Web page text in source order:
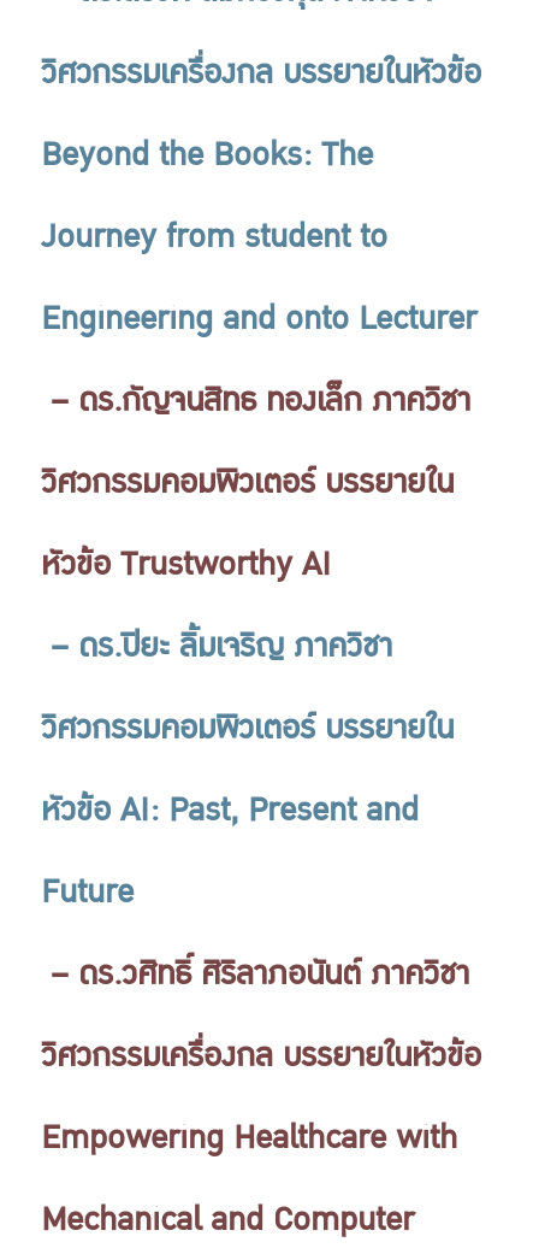
วิศวกรรมเครื่องกล บรรยายในหัวข้อ
Beyond the Books: The
Journey from student to
Engineering and onto Lecturer
– ดร.กัญจนสิทธ ทองเล็ก ภาควิชา
วิศวกรรมคอมพิวเตอร์ บรรยายใน
หัวข้อ Trustworthy AI
– ดร.ปิยะ ลิ้มเจริญ ภาควิชา
วิศวกรรมคอมพิวเตอร์ บรรยายใน
หัวข้อ AI: Past, Present and
Future
– ดร.วศิทธิ์ ศิริลาภอนันต์ ภาควิชา
วิศวกรรมเครื่องกล บรรยายในหัวข้อ
Empowering Healthcare with
Mechanical and Computer